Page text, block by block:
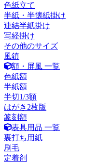
色紙立て
半紙・半懐紙掛け
連結半紙掛け
写経掛け
その他のサイズ
風鎮
額・屏風 一覧
色紙額
半紙額
半切1/3額
はがき2枚版
篆刻額
表具用品 一覧
裏打ち用紙
刷毛
定着剤